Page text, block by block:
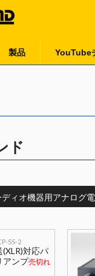
製品 YouTube
ド
ディオ機器用アナログ
SS-2
対応パ
アンプ売切れ